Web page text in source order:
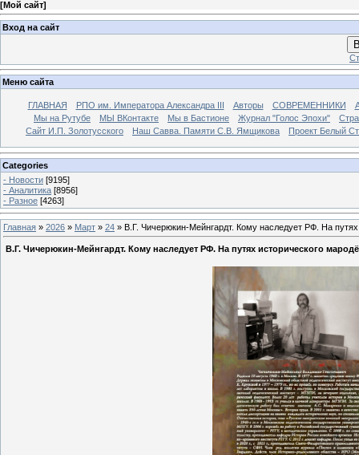
[Мой сайт]
Вход на сайт
Меню сайта
ГЛАВНАЯ РПО им. Императора Александра III Авторы СОВРЕМЕННИКИ
Мы на Рутубе
МЫ ВКонтакте Мы в Бастионе Журнал "Голос Эпохи"
Сайт И.П. Золотусского
Наш Савва. Памяти С.В. Ямщикова Проект Белый
Categories
- Новости [9195]
- Аналитика [8956]
- Разное [4263]
Главная » 2026 » Март » 24 » В.Г. Чичерюкин-Мейнгардт. Кому наследует РФ. На
В.Г. Чичерюкин-Мейнгардт. Кому наследует РФ. На путях исторического